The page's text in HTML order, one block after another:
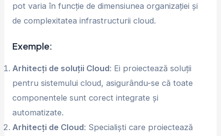
pot varia în funcție de dimensiunea organizației și
de complexitatea infrastructurii cloud.
Exemple:
Arhitecți de soluții Cloud: Ei proiectează soluții
pentru sistemului cloud, asigurându-se că toate
componentele sunt corect integrate și
automatizate.
Arhitecți de Cloud: Specialiști care proiectează